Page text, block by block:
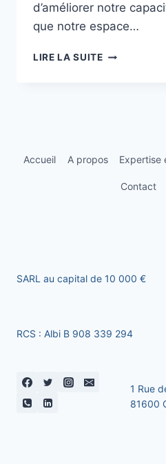
d’améliorer notre
que notre espace…
LIRE LA SUITE
Accueil A propos Expertise
Contact
SARL au capital de 10 000 €
RCS : Albi B 908 339 294
1 Rue
81600